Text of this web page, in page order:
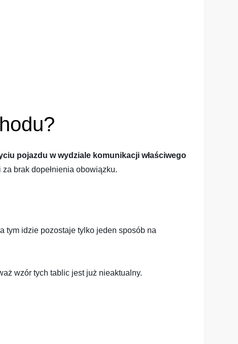
pojazdu w wydziale komunikacji właściwego
brak dopełnienia obowiązku.
tym idzie pozostaje tylko jeden sposób na
wzór tych tablic jest już nieaktualny.